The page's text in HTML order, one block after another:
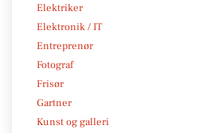
Elektriker
Elektronik / IT
Entreprenør
Fotograf
Frisør
Gartner
Kunst og galleri